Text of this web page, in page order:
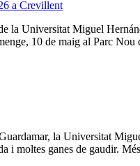
a Crevillent
Universitat Miguel
10 de maig al Parc
la Universitat
i moltes ganes de gaudir.